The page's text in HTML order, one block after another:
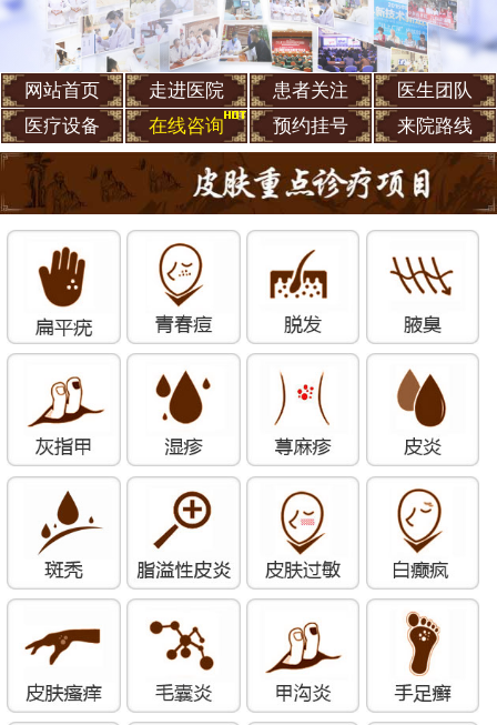
网站首页 走进医院 患者关注
医生团队
医疗设备
在线咨询 预约挂号 来院路线